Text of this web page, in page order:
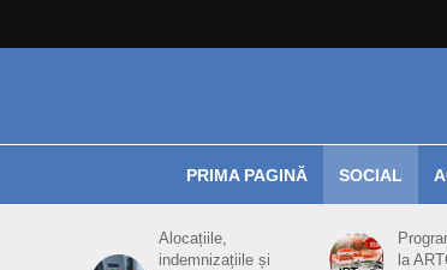
PRIMA PAGINĂ SOCIAL
Alocațiile,
indemnizațiile și
la